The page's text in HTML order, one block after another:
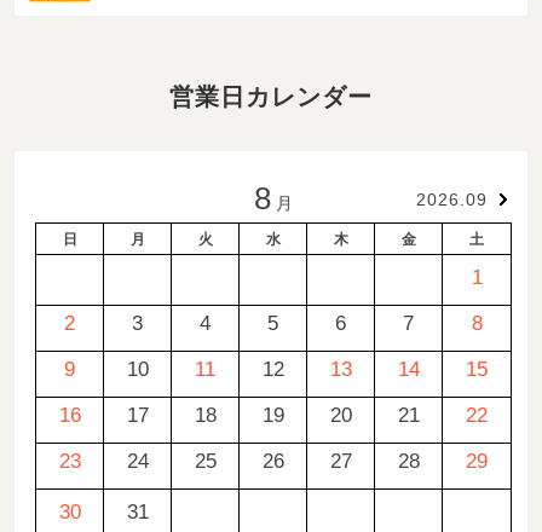
営業日カレンダー
8 月 2026.09
日 月 火 水 木 金 土
1
2
3 4 5 6 7
8
9
10 11 12 13 14
15
16
17 18 19 20 21
22
23
24 25 26 27 28 29
30 31